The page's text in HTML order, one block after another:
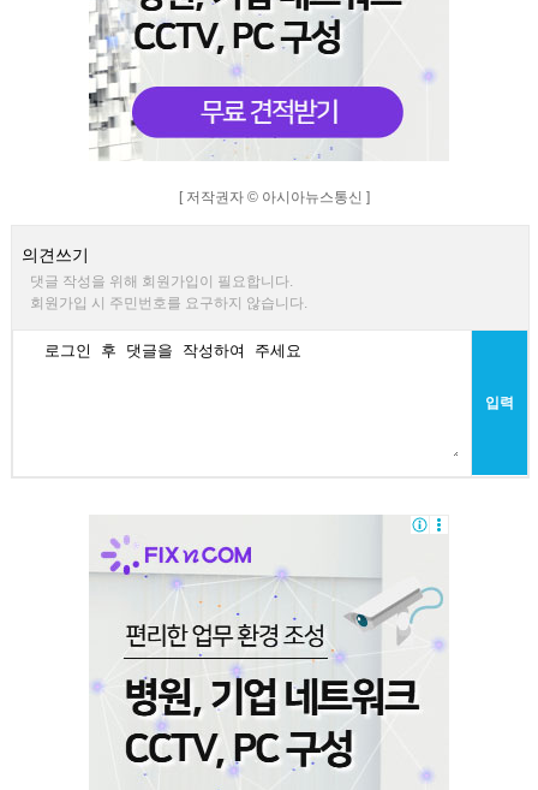
[ 저작권자 © 아시아뉴스통신 ]
의견쓰기
댓글 작성을 위해 회원가입이 필요합니다.
회원가입 시 주민번호를 요구하지 않습니다.
입력